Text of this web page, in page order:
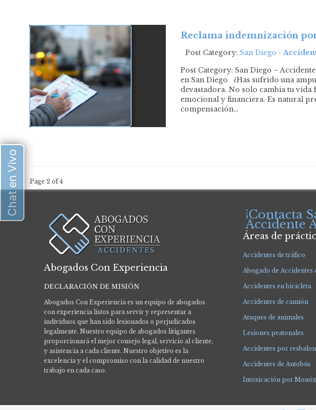
Reclama indemnización
Post Category: San Diego -
Post Category: San Diego –
en San Diego ¿Has sufrido una
devastadora. No solo cambia tu vida
emocional y financiera. Es natural
compensación…
Page 2 of 4
Abogados Con Experiencia
DECLARACIÓN DE MISIÓN
Abogados Con Experiencia es un equipo de abogados
con experiencia listos para servir y representar a
individuos que han sido lesionados o perjudicados
legalmente. Nuestro equipo de abogados litigantes
proporcionará el mejor consejo legal, servicio al cliente,
y asistencia a cada cliente. Nuestro objetivo es la
excelencia y el compromiso con la calidad de nuestro
trabajo en cada caso.
¡Contacta
Accidente
Áreas de
Accidentes de tráfico
Abogado de Accidentes
Accidentes en bicicleta
Accidentes de camión
Ataques de animales
Lesiones peatonales
Accidentes por
Accidentes de Autobús
Intoxicación por
Chat en Vivo